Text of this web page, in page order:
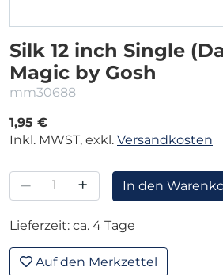
Silk 12 inch Single
Magic by Gosh
mm30688
1,95 €
Inkl. MWST, exkl. Versandkosten
– + In den
Lieferzeit: ca. 4 Tage
Auf den Merkzettel